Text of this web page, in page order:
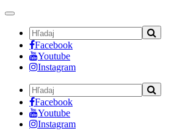
Toggle
navigation
Facebook
Youtube
Instagram
Facebook
Youtube
Instagram